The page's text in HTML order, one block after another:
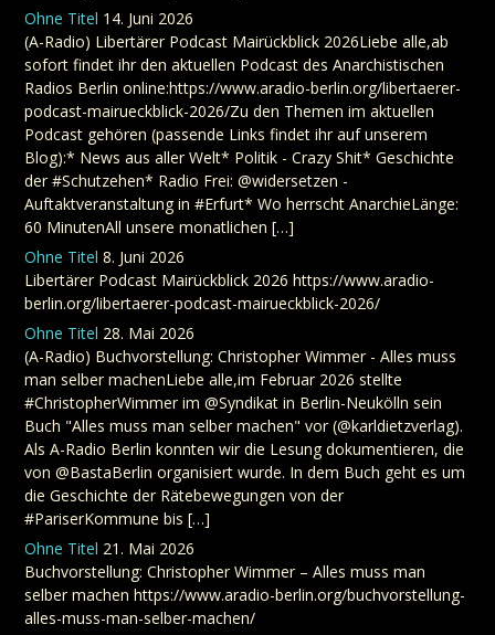
Ohne Titel 14. Juni 2026
(A-Radio) Libertärer Podcast Mairückblick 2026Liebe alle,ab
sofort findet ihr den aktuellen Podcast des Anarchistischen
Radios Berlin online:https://www.aradio-berlin.org/libertaerer-
podcast-mairueckblick-2026/Zu den Themen im aktuellen
Podcast gehören (passende Links findet ihr auf unserem
Blog):* News aus aller Welt* Politik - Crazy Shit* Geschichte
der #Schutzehen* Radio Frei: @widersetzen -
Auftaktveranstaltung in #Erfurt* Wo herrscht AnarchieLänge:
60 MinutenAll unsere monatlichen […]
Ohne Titel 8. Juni 2026
Libertärer Podcast Mairückblick 2026 https://www.aradio-
berlin.org/libertaerer-podcast-mairueckblick-2026/
Ohne Titel 28. Mai 2026
(A-Radio) Buchvorstellung: Christopher Wimmer - Alles muss
man selber machenLiebe alle,im Februar 2026 stellte
#ChristopherWimmer im @Syndikat in Berlin-Neukölln sein
Buch "Alles muss man selber machen" vor (@karldietzverlag).
Als A-Radio Berlin konnten wir die Lesung dokumentieren, die
von @BastaBerlin organisiert wurde. In dem Buch geht es um
die Geschichte der Rätebewegungen von der
#PariserKommune bis […]
Ohne Titel 21. Mai 2026
Buchvorstellung: Christopher Wimmer – Alles muss man
selber machen https://www.aradio-berlin.org/buchvorstellung-
alles-muss-man-selber-machen/